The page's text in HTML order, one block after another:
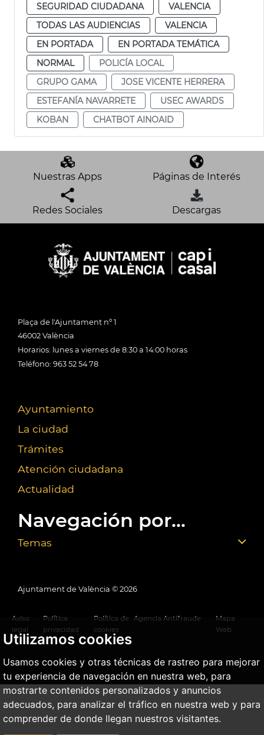
Utilizamos cookies
Usamos cookies y otras técnicas de rastreo para mejorar
tu experiencia de navegación en nuestra web, para
mostrarte contenidos personalizados y anuncios
adecuados, para analizar el tráfico en nuestra web y para
comprender de donde llegan nuestros visitantes.
SEGURIDAD CIUDADANA
VALENCIA
TODAS LAS AUDIENCIAS
VALENCIA
EN PORTADA
EN PORTADA TEMÁTICA
NORMAL
POLICÍA LOCAL
GRUPO GAMA
JOSE VICENTE HERRERA
ESTEFANÍA NAVARRETE
USEC AWARDS
KOBAN
CHATBOT AINOAID
Nuestras Apps Páginas de Interés
Redes Sociales Descargas
Plaça de l'Ajuntament nº 1
46002 València
Horarios: lunes a viernes de 8:30 a 14:00 horas
Teléfono: 963 52 54 78
Ayuntamiento
La ciudad
Trámites
Atención ciudadana
Actualidad
Navegación por...
Temas
Ajuntament de València © 2026
Aviso
legal
Política
privacidad
Política de
cookies
Agencia Antifraude
Mapa
Web